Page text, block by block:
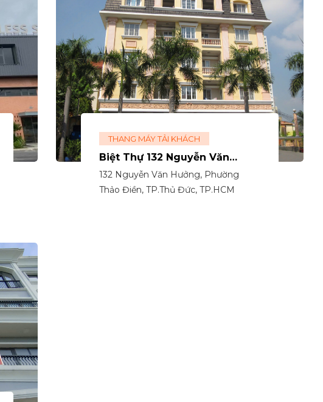
THANG MÁY TẢI KHÁCH
Biệt Thự 132 Nguyễn Văn
Hưởng
132 Nguyễn Văn Hưởng, Phường
Thảo Điền, TP.Thủ Đức, TP.HCM